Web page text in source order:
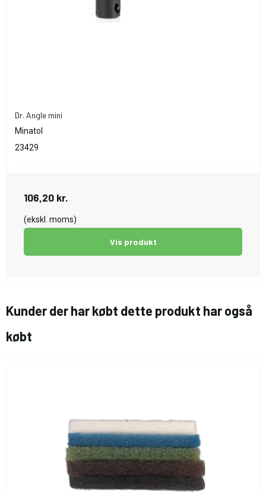
Dr. Angle mini
Minatol
23429
106,20 kr.
(ekskl. moms)
Vis produkt
Kunder der har købt dette produkt har også
købt